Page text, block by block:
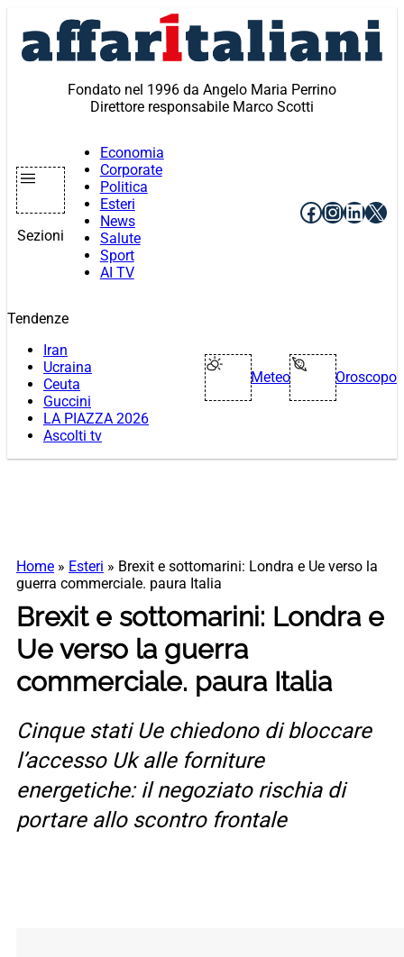
contenuto
Fondato nel 1996 da Angelo Maria Perrino
Direttore responsabile Marco Scotti
Sezioni
Economia
Corporate
Politica
Esteri
News
Salute
Sport
AI TV
Facebook
X
Tendenze
Iran
Ucraina
Ceuta
Guccini
LA PIAZZA 2026
Ascolti tv
Meteo Oroscopo
Home » Esteri » Brexit e sottomarini: Londra e Ue verso la
guerra commerciale. paura Italia
Brexit e sottomarini: Londra e
Ue verso la guerra
commerciale. paura Italia
Cinque stati Ue chiedono di bloccare
l’accesso Uk alle forniture
energetiche: il negoziato rischia di
portare allo scontro frontale